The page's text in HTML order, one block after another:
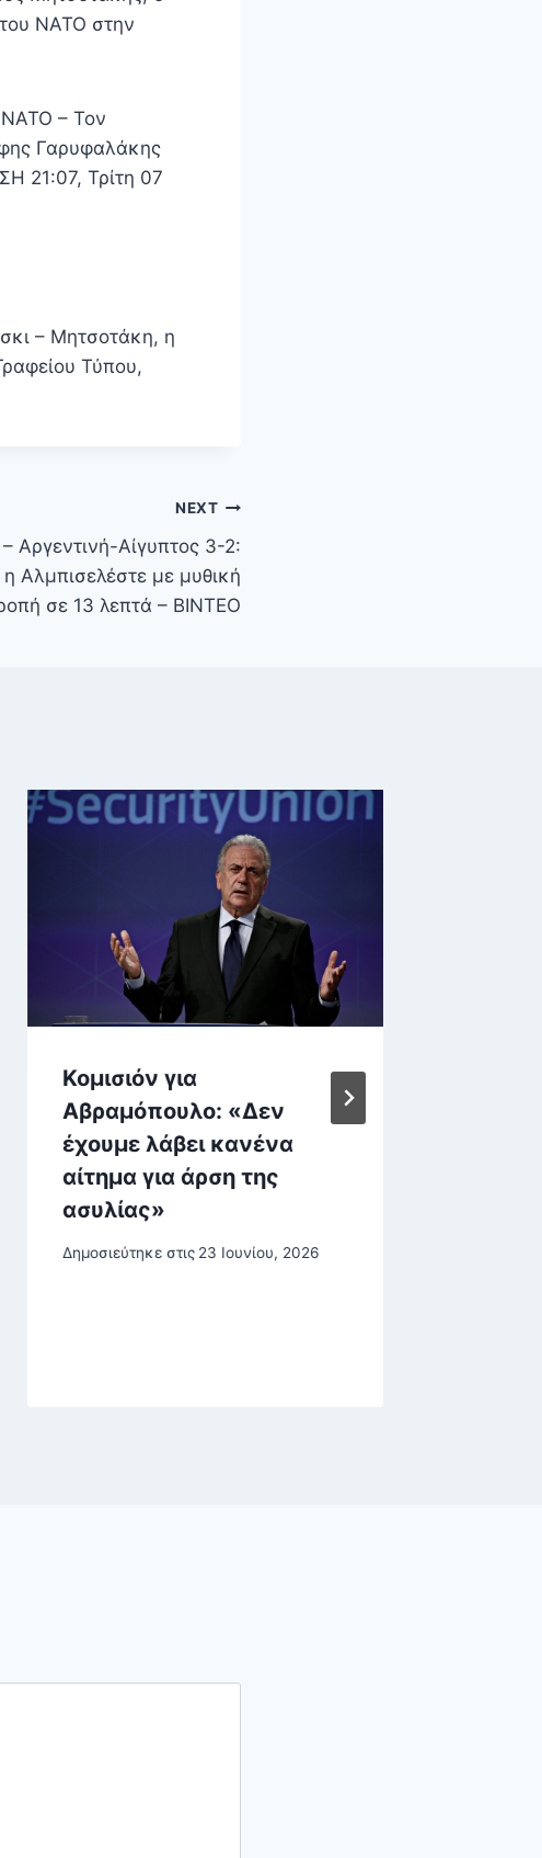
ΝΑΤΟ στην
ΝΑΤΟ – Τον
Γαρυφαλάκης
21:07, Τρίτη 07
– Μητσοτάκη, η
Τύπου,
NEXT
Αργεντινή-Αίγυπτος 3-2:
η Αλμπισελέστε με μυθική
σε 13 λεπτά – ΒΙΝΤΕΟ
Κομισιόν για
Αβραμόπουλο: «Δεν
έχουμε λάβει κανένα
αίτημα για άρση της
ασυλίας»
Δημοσιεύτηκε στις 23 Ιουνίου, 2026